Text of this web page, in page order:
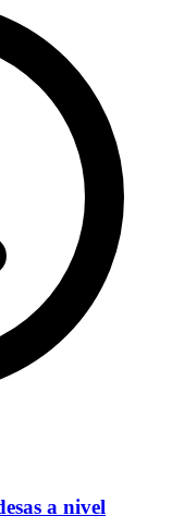
a nivel